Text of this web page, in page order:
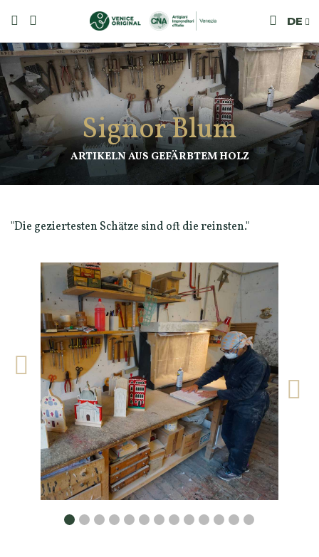
DE
Signor Blum
ARTIKELN AUS GEFÄRBTEM HOLZ
"Die geziertesten Schätze sind oft die reinsten."